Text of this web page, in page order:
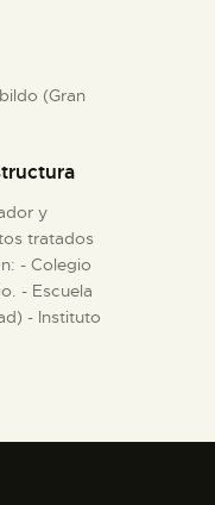
(Gran
y
tratados
- Colegio
- Escuela
- Instituto